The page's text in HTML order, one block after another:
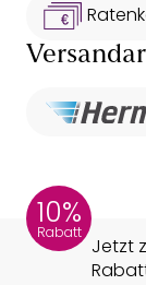
10%
Rabatt
Jetzt